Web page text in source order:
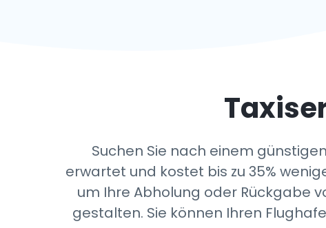
Suchen Sie nach einem
erwartet und kostet bis zu 35%
um Ihre Abholung oder Rückgabe
gestalten. Sie können Ihren